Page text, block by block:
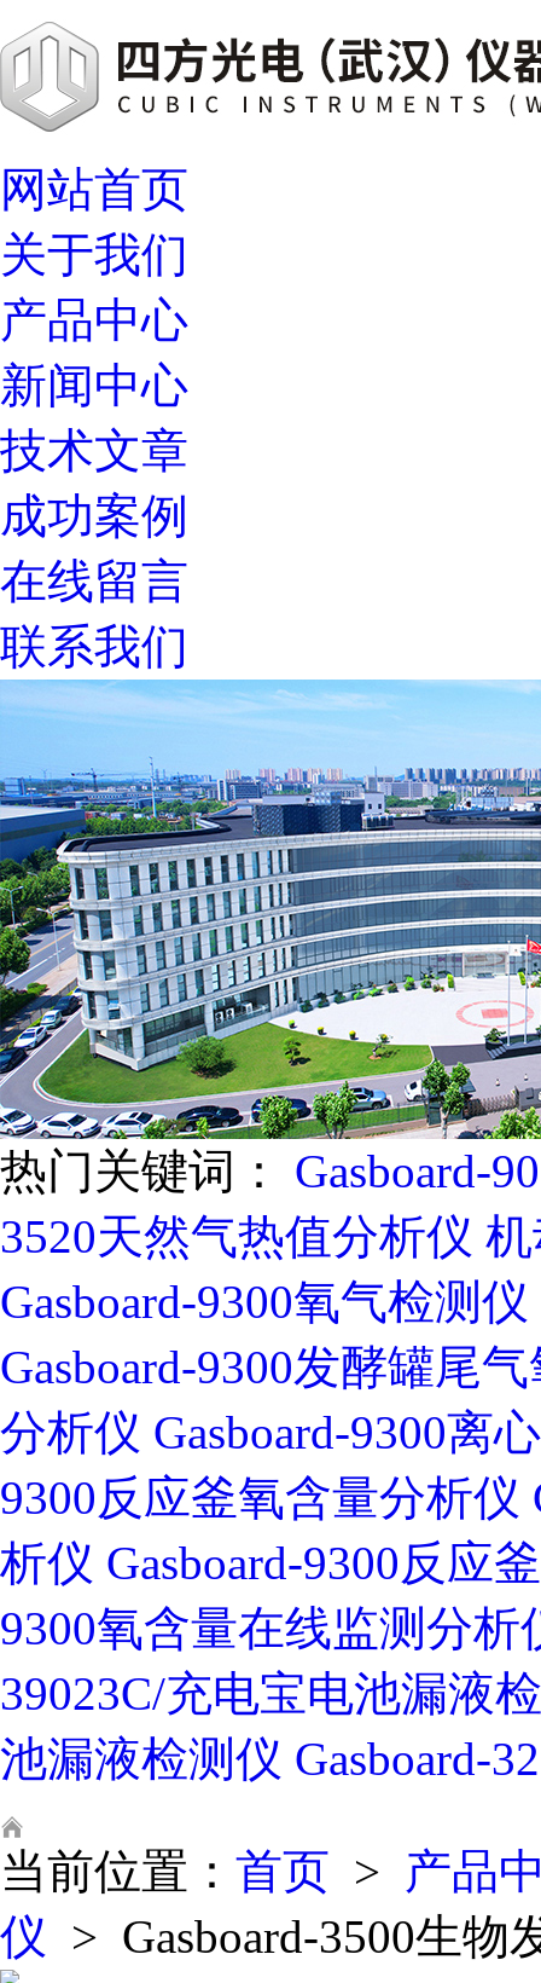
网站首页
关于我们
产品中心
新闻中心
技术文章
成功案例
在线留言
联系我们
热门关键词：
Gasboard-
3520天然气热值分析仪
Gasboard-9300氧气检测仪
Gasboard-9300发酵罐尾
分析仪 Gasboard-9300离
9300反应釜氧含量分析仪
析仪 Gasboard-9300反应
9300氧含量在线监测分析
39023C/充电宝电池漏液
池漏液检测仪 Gasboard-
当前位置： 首页 > 产品
仪 > Gasboard-3500生